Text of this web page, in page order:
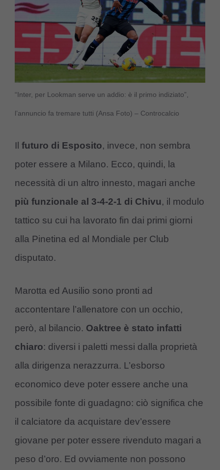
“Inter, per Lookman serve un addio: è il primo indiziato”,
l’annuncio fa tremare tutti (Ansa Foto) – Controcalcio
Il futuro di Esposito, invece, non sembra
poter essere a Milano. Ecco, quindi, la
necessità di un altro innesto, magari anche
più funzionale al 3-4-2-1 di Chivu, il modulo
tattico su cui ha lavorato fin dai primi giorni
alla Pinetina ed al Mondiale per Club
disputato.
Marotta ed Ausilio sono pronti ad
accontentare l’allenatore con un occhio,
però, al bilancio. Oaktree è stato infatti
chiaro: diversi i paletti messi dalla proprietà
alla dirigenza nerazzurra. L’esborso
economico deve poter essere anche una
possibile fonte di guadagno: ciò significa che
il calciatore da acquistare dev’essere
giovane per poter essere rivenduto magari a
peso d’oro. Ed ovviamente non possono